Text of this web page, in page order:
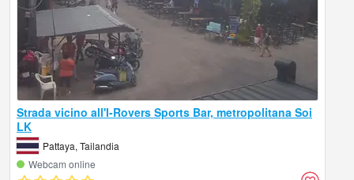
Strada vicino all'I-Rovers Sports Bar, metropolitana Soi
LK
Pattaya, Tailandia
Webcam online